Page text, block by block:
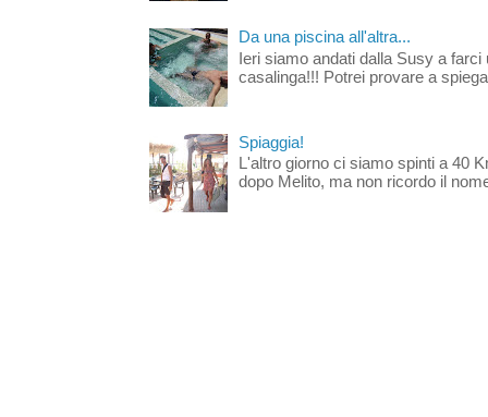
Da una piscina all'altra...
Ieri siamo andati dalla Susy a
casalinga!!! Potrei provare a
Spiaggia!
L'altro giorno ci siamo spinti a 40
dopo Melito, ma non ricordo il